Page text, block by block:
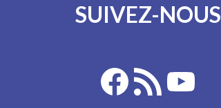
SUIVEZ-NOUS